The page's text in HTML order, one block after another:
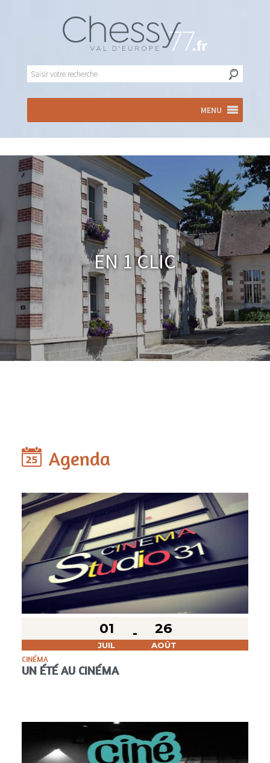
MENU
En 1 clic
Agenda
01
JUIL
26
AOÛT
CINÉMA
UN ÉTÉ AU CINÉMA